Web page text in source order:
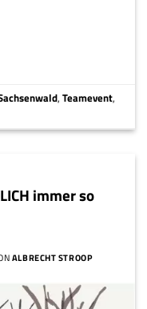
,Teamevent,
immer so
ALBRECHT STROOP